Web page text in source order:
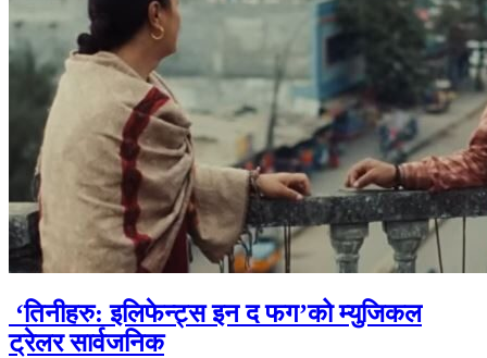
‘तिनीहरु: इलिफेन्ट्स इन द फग’को म्युजिकल
ट्रेलर सार्वजनिक